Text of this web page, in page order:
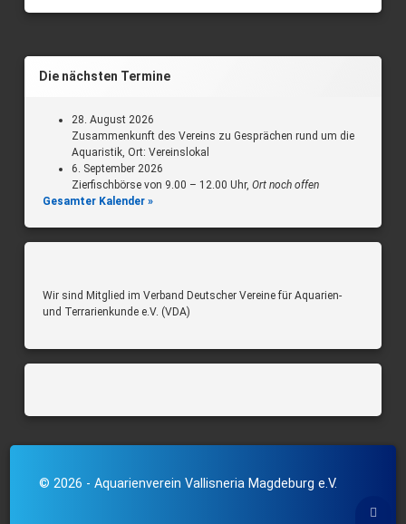
Die nächsten Termine
28. August 2026
Zusammenkunft des Vereins zu Gesprächen rund um die
Aquaristik, Ort: Vereinslokal
6. September 2026
Zierfischbörse von 9.00 – 12.00 Uhr,Ort noch offen
Gesamter Kalender »
Wir sind Mitglied im Verband Deutscher Vereine für Aquarien-
und Terrarienkunde e.V. (VDA)
© 2026 - Aquarienverein Vallisneria Magdeburg e.V.